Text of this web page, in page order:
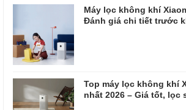
Máy lọc không khí
Đánh giá chi tiết trước
Top máy lọc không khí
nhất 2026 – Giá tốt, lọc